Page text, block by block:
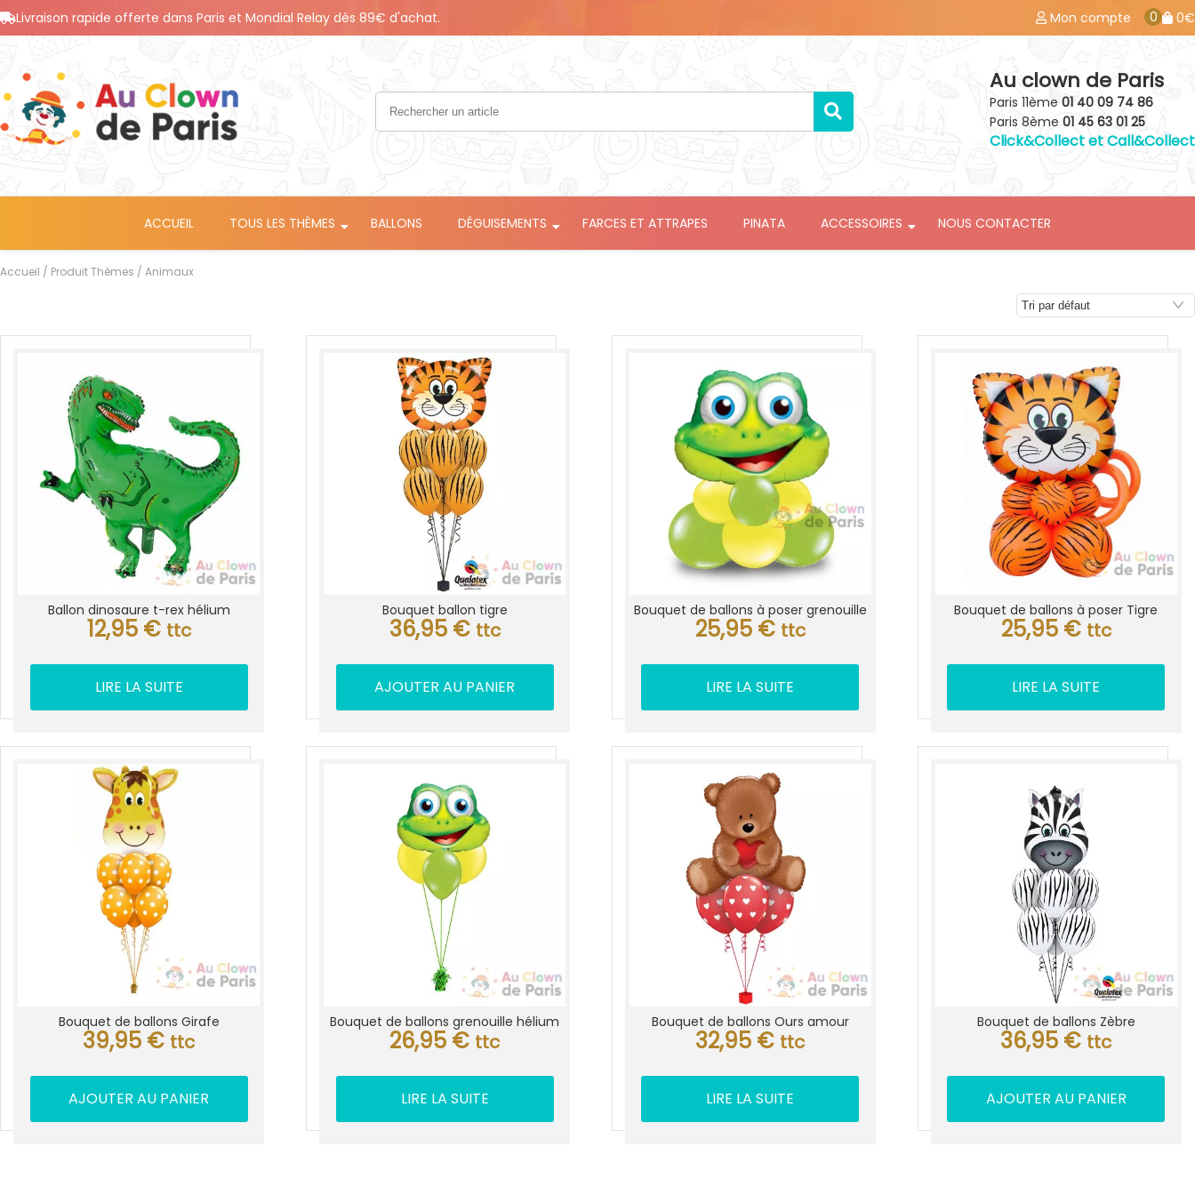
Livraison rapide offerte dans Paris et Mondial Relay dès 89€ d'achat. Mon compte 0 0€
Au clown de Paris
Paris 11ème 01 40 09 74 86
Paris 8ème 01 45 63 01 25
Click&Collect et Call&Collect
ACCUEIL TOUS LES THÈMES BALLONS DÉGUISEMENTS FARCES ET ATTRAPES PINATA ACCESSOIRES NOUS CONTACTER
Accueil / Produit Thèmes / Animaux
Ballon dinosaure t-rex hélium
12,95 € ttc
LIRE LA SUITE
Bouquet ballon tigre
36,95 € ttc
AJOUTER AU PANIER
Bouquet de ballons à poser grenouille
25,95 € ttc
LIRE LA SUITE
Bouquet de ballons à poser Tigre
25,95 € ttc
LIRE LA SUITE
Bouquet de ballons Girafe
39,95 € ttc
AJOUTER AU PANIER
Bouquet de ballons grenouille hélium
26,95 € ttc
LIRE LA SUITE
Bouquet de ballons Ours amour
32,95 € ttc
LIRE LA SUITE
Bouquet de ballons Zèbre
36,95 € ttc
AJOUTER AU PANIER